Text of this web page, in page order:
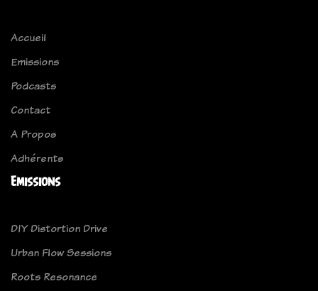
Accueil
Emissions
Podcasts
Contact
A Propos
Adhérents
Emissions
DIY Distortion Drive
Urban Flow Sessions
Roots Resonance